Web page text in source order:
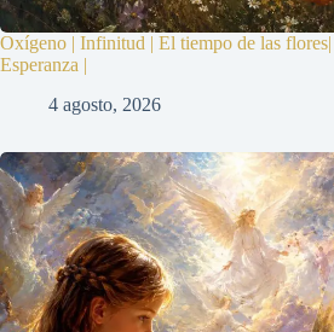
Oxígeno | Infinitud | El tiempo de las flores|
Esperanza |
4 agosto, 2026